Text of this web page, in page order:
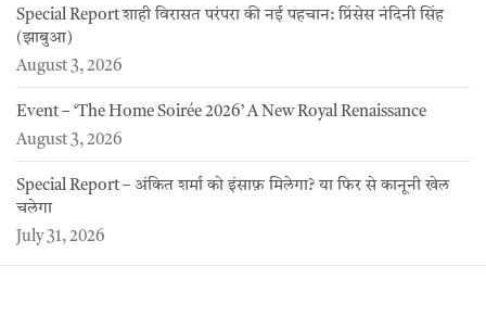
Special Report शाही विरासत परंपरा की नई पहचान: प्रिंसेस नंदिनी सिंह
(झाबुआ)
August 3, 2026
Event – ‘The Home Soirée 2026’ A New Royal Renaissance
August 3, 2026
Special Report – अंकित शर्मा को इंसाफ़ मिलेगा? या फिर से कानूनी खेल
चलेगा
July 31, 2026